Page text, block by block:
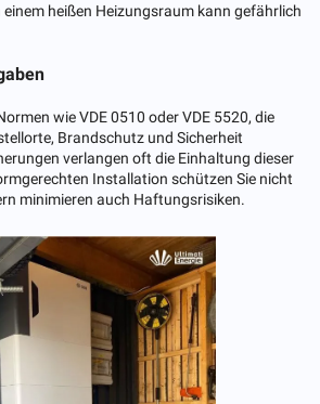
einem heißen Heizungsraum kann gefährlich
wie VDE 0510 oder VDE 5520, die
Brandschutz und Sicherheit
verlangen oft die Einhaltung dieser
Installation schützen Sie nicht
minimieren auch Haftungsrisiken.